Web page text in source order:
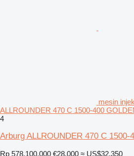
mesin
ALLROUNDER 470 C 1500-400
4
Arburg ALLROUNDER 470 C 1500-
Rp 578.100.000 €28.000 ≈ US$32.350